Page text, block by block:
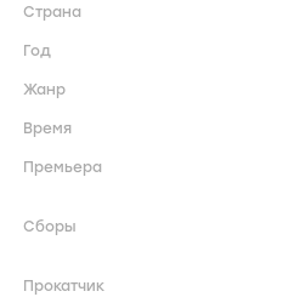
Страна
Год
Жанр
Время
Премьера
Сборы
Прокатчик